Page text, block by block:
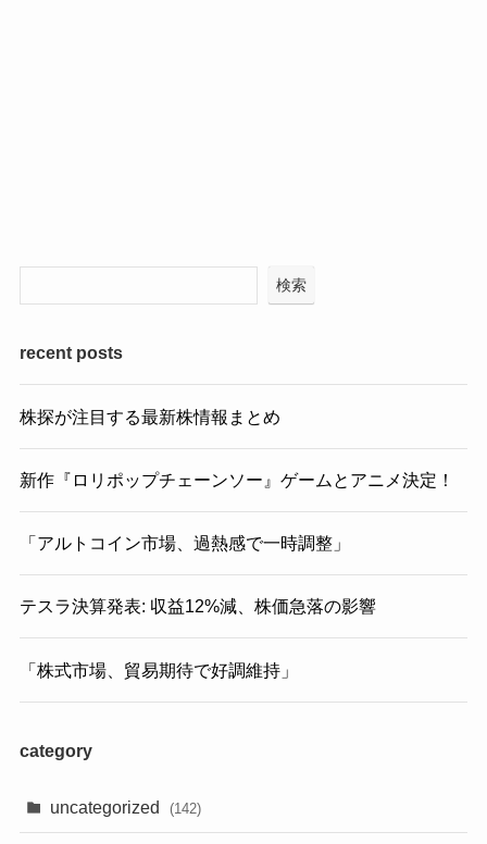
検索
recent posts
株探が注目する最新株情報まとめ
新作『ロリポップチェーンソー』ゲームとアニメ決定！
「アルトコイン市場、過熱感で一時調整」
テスラ決算発表: 収益12%減、株価急落の影響
「株式市場、貿易期待で好調維持」
category
uncategorized (142)